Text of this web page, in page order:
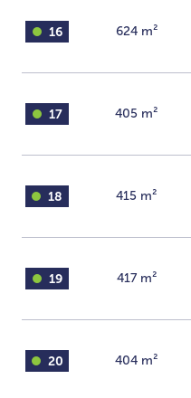
16 624 m²
17 405 m²
18 415 m²
19 417m²
20 404 m²